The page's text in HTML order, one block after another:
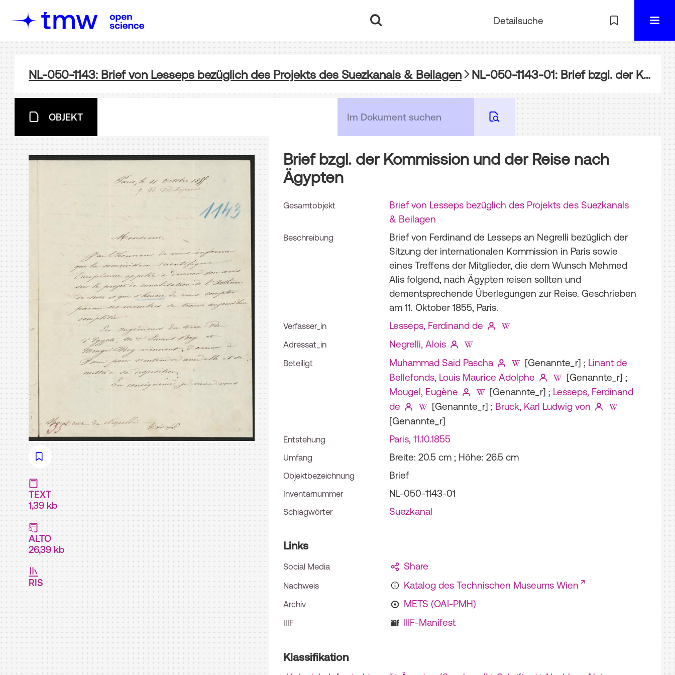
Detailsuche
NL-050-1143: Brief von Lesseps bezüglich des Projekts des Suezkanals & Beilagen NL-050-1143-01: Brief bzgl. der Kommission und der Reise nach Ägypten
OBJEKT
TEXT
1,39 kb
ALTO
26,39 kb
RIS
Brief bzgl. der Kommission und der Reise nach
Ägypten
Gesamtobjekt
Brief von Lesseps bezüglich des Projekts des Suezkanals
& Beilagen
Beschreibung
Brief von Ferdinand de Lesseps an Negrelli bezüglich der
Sitzung der internationalen Kommission in Paris sowie
eines Treffens der Mitglieder, die dem Wunsch Mehmed
Alis folgend, nach Ägypten reisen sollten und
dementsprechende Überlegungen zur Reise. Geschrieben
am 11. Oktober 1855, Paris.
Verfasser_in Lesseps, Ferdinand de
Adressat_in Negrelli, Alois
Beteiligt Muhammad Said Pascha [Genannte_r] ; Linant de
Bellefonds, Louis Maurice Adolphe
[Genannte_r] ;
Mougel, Eugène
[Genannte_r] ; Lesseps, Ferdinand
de
[Genannte_r] ; Bruck, Karl Ludwig von
[Genannte_r]
Entstehung Paris, 11.10.1855
Umfang Breite: 20.5 cm ; Höhe: 26.5 cm
Objektbezeichnung Brief
Inventarnummer NL-050-1143-01
Schlagwörter Suezkanal
Links
Social Media Share
Nachweis Katalog des Technischen Museums Wien
Archiv METS (OAI-PMH)
IIIF IIIF-Manifest
Klassifikation